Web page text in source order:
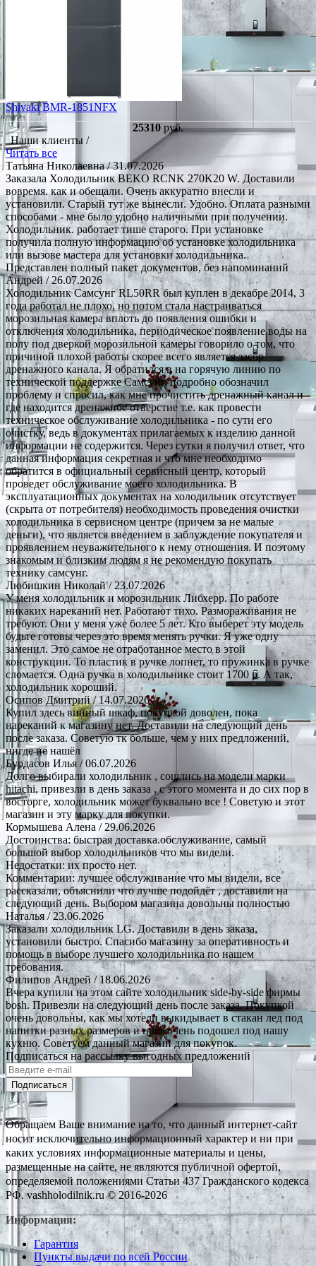
Shivaki BMR-1851NFX
25310 руб.
Наши клиенты /
Читать все
Татьяна Николаевна/ 31.07.2026
Заказала Холодильник BEKO RCNK 270K20 W. Доставили
вовремя. как и обещали. Очень аккуратно внесли и
установили. Старый тут же вынесли. Удобно. Оплата разными
способами - мне было удобно наличными при получении.
Холодильник. работает тише старого. При установке
получила полную информацию об установке холодильника
или вызове мастера для установки холодильника.
Представлен полный пакет документов, без напоминаний
Андрей/ 26.07.2026
Холодильник Самсунг RL50RR был куплен в декабре 2014, 3
года работал не плохо, но потом стала настраиваться
морозильная камера вплоть до появления ошибки и
отключения холодильника, периодическое появление воды на
полу под дверкой морозильной камеры говорило о том, что
причиной плохой работы скорее всего является засор
дренажного канала. Я обратился в на горячую линию по
технической поддержке Самсунг, подробно обозначил
проблему и спросил, как мне прочистить дренажный канал и
где находится дренажное отверстие т.е. как провести
техническое обслуживание холодильника - по сути его
очистку, ведь в документах прилагаемых к изделию данной
информации не содержится. Через сутки я получил ответ, что
данная информация секретная и что мне необходимо
обратится в официальный сервисный центр, который
проведет обслуживание моего холодильника. В
эксплуатационных документах на холодильник отсутствует
(скрыта от потребителя) необходимость проведения очистки
холодильника в сервисном центре (причем за не малые
деньги), что является введением в заблуждение покупателя и
проявлением неуважительного к нему отношения. И поэтому
знакомым и близким людям я не рекомендую покупать
технику самсунг.
Любишкин Николай/ 23.07.2026
У меня холодильник и морозильник Либхерр. По работе
никаких нареканий нет. Работают тихо. Размораживания не
требуют. Они у меня уже более 5 лет. Кто выберет эту модель
будьте готовы через это время менять ручки. Я уже одну
заменил. Это самое не отработанное место в этой
конструкции. То пластик в ручке лопнет, то пружинка в ручке
сломается. Одна ручка в холодильнике стоит 1700 р. А так,
холодильник хороший.
Осипов Дмитрий/ 14.07.2026
Купил здесь винный шкаф, покупкой доволен, пока
нареканий к магазину нет. Доставили на следующий день
после заказа. Советую тк больше, чем у них предложений,
нигде не нашёл
Бурдасов Илья / 06.07.2026
Долго выбирали холодильник , сошлись на модели марки
hitachi, привезли в день заказа , с этого момента и до сих пор в
восторге, холодильник может буквально все ! Советую и этот
магазин и эту марку для покупки.
Кормышева Алена / 29.06.2026
Достоинства: быстрая доставка.обслуживание, самый
большой выбор холодильников что мы видели.
Недостатки: их просто нет.
Комментарии: лучшее обслуживание что мы видели, все
рассказали, объяснили что лучше подойдёт , доставили на
следующий день. Выбором магазина довольны полностью
Наталья/ 23.06.2026
Заказали холодильник LG. Доставили в день заказа,
установили быстро. Спасибо магазину за оперативность и
помощь в выборе лучшего холодильника по нашем
требования.
Филипов Андрей / 18.06.2026
Вчера купили на этом сайте холодильник side-by-side фирмы
bosh. Привезли на следующий день после заказа. Покупкой
очень довольны, как мы хотели выкидывает в стакан лед под
напитки разных размеров и цвет очень подошел под нашу
кухню. Советуем данный магазин для покупок.
Подписаться на рассылку выгодных предложений
Подписаться
Обращаем Ваше внимание на то, что данный интернет-сайт
носит исключительно информационный характер и ни при
каких условиях информационные материалы и цены,
размещенные на сайте, не являются публичной офертой,
определяемой положениями Статьи 437 Гражданского кодекса
РФ. vashholodilnik.ru © 2016-2026
Информация:
Гарантия
Пункты выдачи по всей России